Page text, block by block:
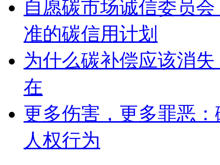
自愿碳市场诚信委员
准的碳信用计划
为什么碳补偿应该消
在
更多伤害，更多罪恶
人权行为